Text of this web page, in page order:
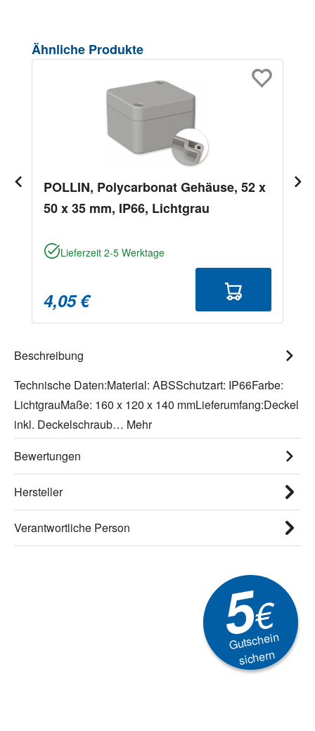
Produktgalerie überspringen
Ähnliche Produkte
POLLIN, Polycarbonat Gehäuse, 52 x
50 x 35 mm, IP66, Lichtgrau
Lieferzeit 2-5 Werktage
4,05 €
Beschreibung
Technische Daten:Material: ABSSchutzart: IP66Farbe:
LichtgrauMaße: 160 x 120 x 140 mmLieferumfang:Deckel
inkl. Deckelschraub… Mehr
Bewertungen
Hersteller
Verantwortliche Person
5€
Gutschein
sichern